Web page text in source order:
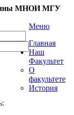
МНОИ МГУ
Меню
Главная
Наш
Факультет
О
факультете
История